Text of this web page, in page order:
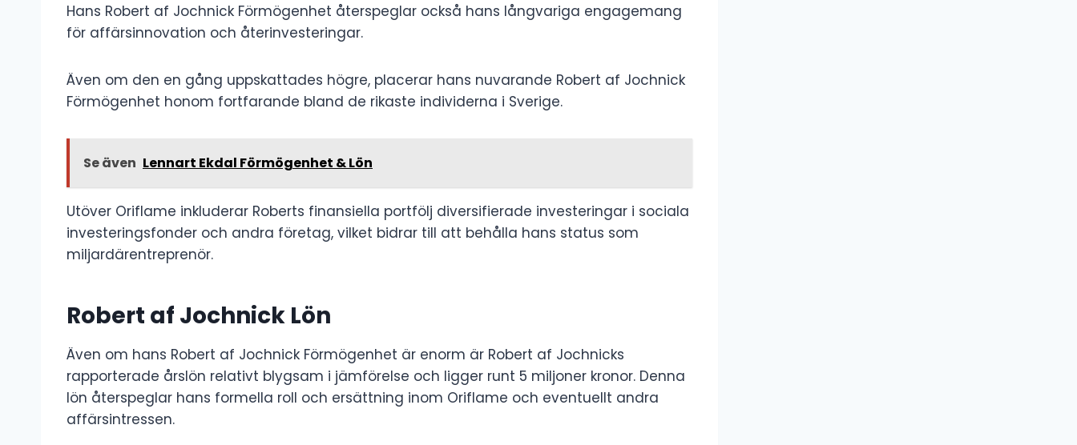
Hans Robert af Jochnick Förmögenhet återspeglar också hans långvariga engagemang
för affärsinnovation och återinvesteringar.
Även om den en gång uppskattades högre, placerar hans nuvarande Robert af Jochnick
Förmögenhet honom fortfarande bland de rikaste individerna i Sverige.
Se även Lennart Ekdal Förmögenhet & Lön
Utöver Oriflame inkluderar Roberts finansiella portfölj diversifierade investeringar i sociala
investeringsfonder och andra företag, vilket bidrar till att behålla hans status som
miljardärentreprenör.
Robert af Jochnick Lön
Även om hans Robert af Jochnick Förmögenhet är enorm är Robert af Jochnicks
rapporterade årslön relativt blygsam i jämförelse och ligger runt 5 miljoner kronor. Denna
lön återspeglar hans formella roll och ersättning inom Oriflame och eventuellt andra
affärsintressen.